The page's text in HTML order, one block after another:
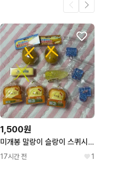
7
1,500원
미개봉 말랑이 슬랑이 스퀴시 균일가 판매합니다!
17시간 전 1